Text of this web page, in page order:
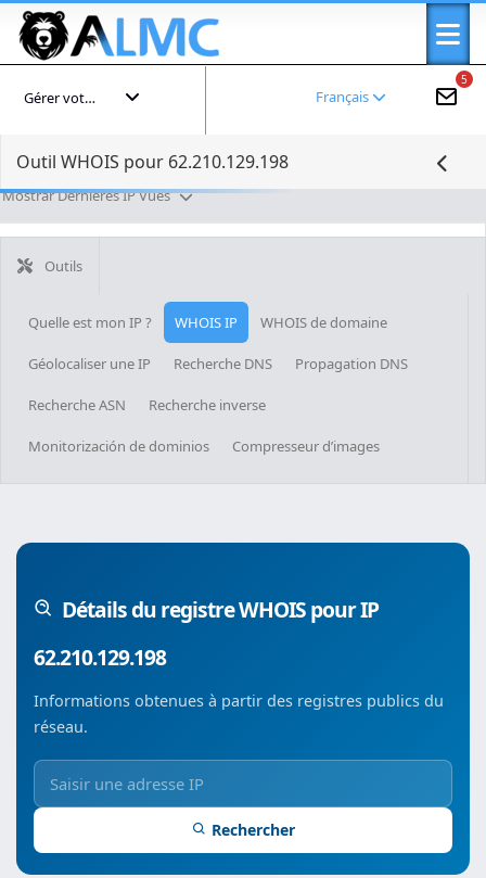
5
Français
Gérer votre compte
Outil WHOIS pour 62.210.129.198
Mostrar Dernières IP Vues
Outils
Quelle est mon IP ? WHOIS IP WHOIS de domaine
Géolocaliser une IP Recherche DNS Propagation DNS
Recherche ASN Recherche inverse
Monitorización de dominios Compresseur d’images
Détails du registre WHOIS pour IP
62.210.129.198
Informations obtenues à partir des registres publics du
réseau.
Rechercher